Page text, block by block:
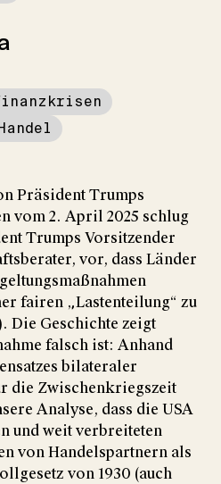
Präsident Trumps
vom 2. April 2025 schlug
Trumps Vorsitzender
vor, dass Länder
fairen „Lastenteilung“ zu
Die Geschichte zeigt
falsch ist: Anhand
bilateraler
die Zwischenkriegszeit
Analyse, dass die USA
und weit verbreiteten
von Handelspartnern als
von 1930 (auch